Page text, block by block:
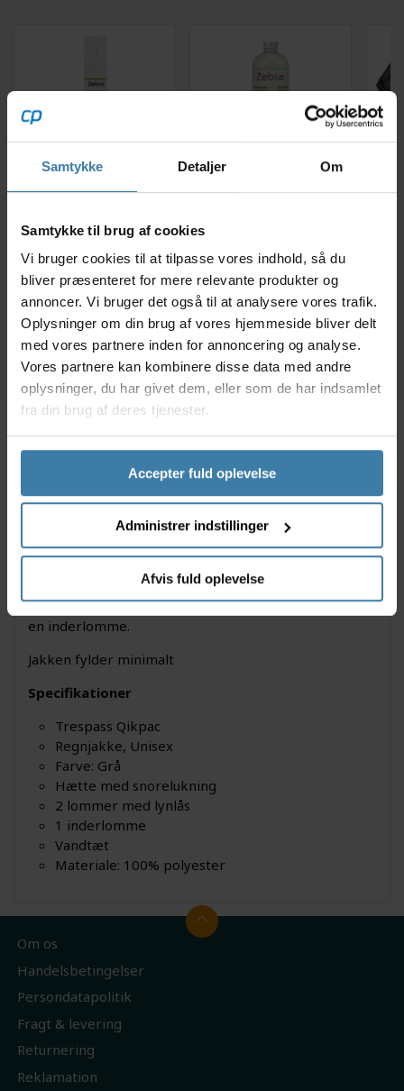
Samtykke Detaljer Om
Samtykke til brug af cookies
Vi bruger cookies til at tilpasse vores indhold, så du
bliver præsenteret for mere relevante produkter og
annoncer. Vi bruger det også til at analysere vores trafik.
Oplysninger om din brug af vores hjemmeside bliver delt
med vores partnere inden for annoncering og analyse.
Vores partnere kan kombinere disse data med andre
oplysninger, du har givet dem, eller som de har indsamlet
fra din brug af deres tjenester.
Accepter fuld oplevelse
Administrer indstillinger
Afvis fuld oplevelse
Zebla
Imprægneringsspray
89,00kr.
6 på lager
Sportsvaskemiddel
7 på lager
Beskrivelse Specifikationer
regnjakke, som kan anvendes af både mænd og
kvinder.
Jakken er produceret i vandtæt polyester og har en
hætte med snøre, samt 2 yderlommer med lynlås og
en inderlomme.
Jakken fylder minimalt
Specifikationer
Trespass Qikpac
Regnjakke, Unisex
Farve: Grå
Hætte med snorelukning
2 lommer med lynlås
1 inderlomme
Vandtæt
Materiale: 100% polyester
Om os
Handelsbetingelser
Persondatapolitik
Fragt & levering
Returnering
Reklamation